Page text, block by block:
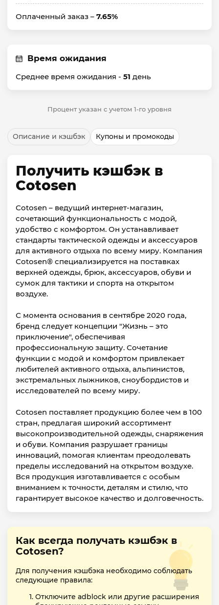
Оплаченный заказ – 7.65%
Время ожидания
Среднее время ожидания - 51 день
Процент указан с учетом 1-го уровня
Описание и кэшбэк Купоны и промокоды
Получить кэшбэк в
Cotosen
Cotosen – ведущий интернет-магазин,
сочетающий функциональность с модой,
удобство с комфортом. Он устанавливает
стандарты тактической одежды и аксессуаров
для активного отдыха по всему миру. Компания
Cotosen® специализируется на поставках
верхней одежды, брюк, аксессуаров, обуви и
сумок для тактики и спорта на открытом
воздухе.
С момента основания в сентябре 2020 года,
бренд следует концепции "Жизнь – это
приключение", обеспечивая
профессиональную защиту. Сочетание
функции с модой и комфортом привлекает
любителей активного отдыха, альпинистов,
экстремальных лыжников, сноубордистов и
исследователей по всему миру.
Cotosen поставляет продукцию более чем в 100
стран, предлагая широкий ассортимент
высокопроизводительной одежды, снаряжения
и обуви. Компания разрушает границы
инноваций, помогая клиентам преодолевать
пределы исследований на открытом воздухе.
Вся продукция изготавливается с особым
вниманием к точности, деталям и стилю, что
гарантирует высокое качество и долговечность.
Как всегда получать кэшбэк в
Cotosen?
Для получения кэшбэка необходимо соблюдать
следующие правила:
Отключите adblock или другие расширения